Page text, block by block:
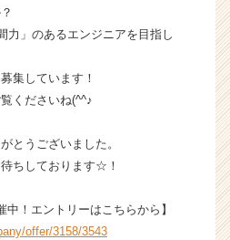
力」のあるエンジニアを目指し
集しています！
くださいね(^^♪
とうございました。
ちしております☆！
中！エントリーはこちらから】
offer/3158/3543